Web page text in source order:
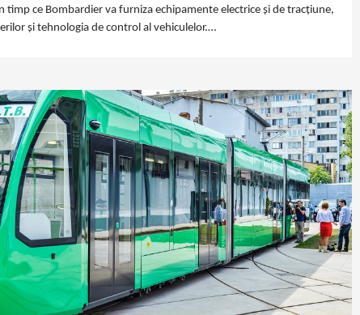
timp ce Bombardier va furniza echipamente electrice și de tracțiune,
și tehnologia de control al vehiculelor.…